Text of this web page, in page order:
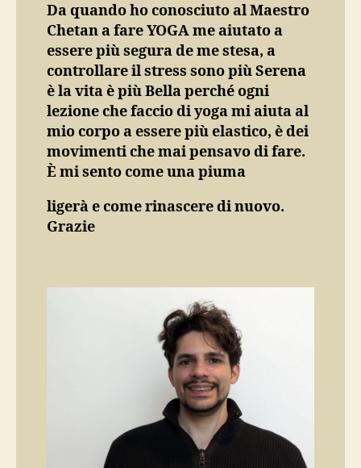
Da quando ho conosciuto al Maestro
Chetan a fare YOGA me aiutato a
essere più segura de me stesa, a
controllare il stress sono più Serena
è la vita è più Bella perché ogni
lezione che faccio di yoga mi aiuta al
mio corpo a essere più elastico, è dei
movimenti che mai pensavo di fare.
È mi sento come una piuma
ligerà e come rinascere di nuovo.
Grazie